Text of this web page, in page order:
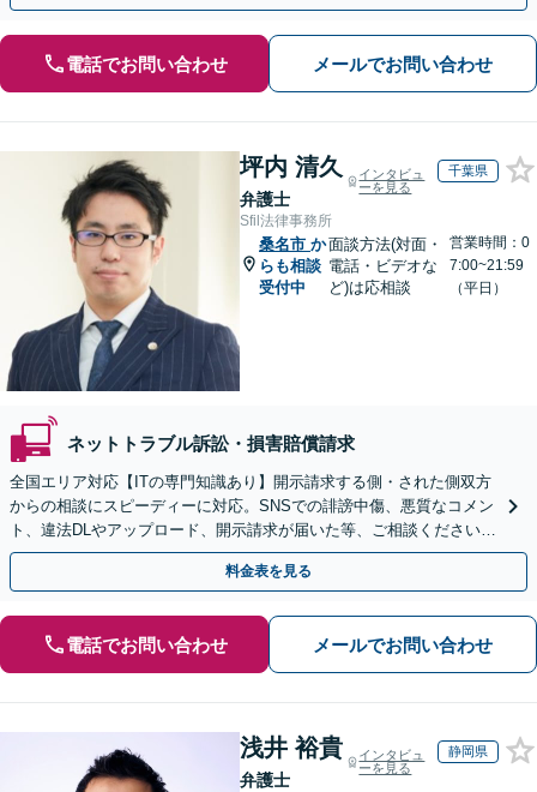
電話でお問い合わせ メールでお問い合わせ
坪内 清久
弁護士
インタビュ
ーを見る
千葉県
Sfil法律事務所
桑名市 か
らも相談
受付中
面談方法(対面・
電話・ビデオな
ど)は応相談
営業時間：0
7:00~21:59
（平日）
ネットトラブル訴訟・損害賠償請求
全国エリア対応【ITの専門知識あり】開示請求する側・された側双方
からの相談にスピーディーに対応。SNSでの誹謗中傷、悪質なコメン
ト、違法DLやアップロード、開示請求が届いた等、ご相談ください
【WEB面談OK&解決実績豊富】【千葉中央駅4分】
料金表を見る
電話でお問い合わせ メールでお問い合わせ
浅井 裕貴
弁護士
インタビュ
ーを見る
静岡県